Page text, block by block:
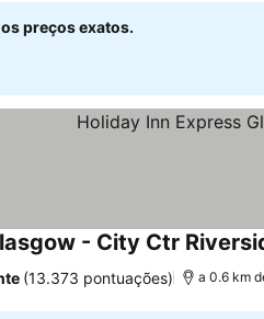
preços exatos.
- City Ctr
(13.373 pontuações) a 0.6 km